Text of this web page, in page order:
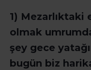
1) Mezarlıktaki
olmak
şey gece yatağı
bugün biz